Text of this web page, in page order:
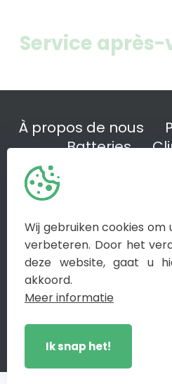
Service
À propos de nous
Batteries
Systèmes de
Info sur le marché
Questions
Kits de
© Energie Voor
Privacy &
Wij gebruiken cookies
verbeteren. Door het
deze website, gaat u
akkoord.
Meer informatie
Ik snap het!